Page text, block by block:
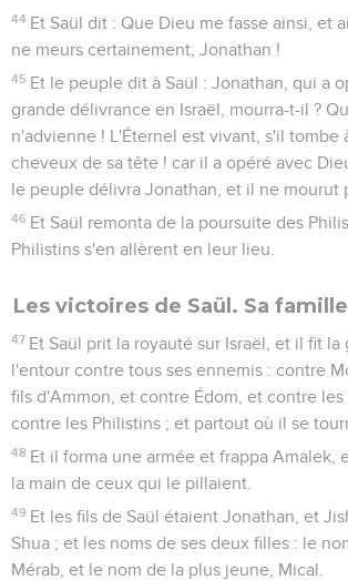
44 Et Saül dit : Que Dieu me fasse ainsi, et
ne meurs certainement, Jonathan !
45 Et le peuple dit à Saül : Jonathan, qui a
grande délivrance en Israël, mourra-t-il ?
n'advienne ! L'Éternel est vivant, s'il tombe
cheveux de sa tête ! car il a opéré avec
le peuple délivra Jonathan, et il ne mourut
46 Et Saül remonta de la poursuite des
Philistins s'en allèrent en leur lieu.
Les victoires de Saül. Sa famille
47 Et Saül prit la royauté sur Israël, et il fit la
l'entour contre tous ses ennemis : contre
fils d'Ammon, et contre Édom, et contre les
contre les Philistins ; et partout où il se
48 Et il forma une armée et frappa Amalek,
la main de ceux qui le pillaient.
49 Et les fils de Saül étaient Jonathan, et
Shua ; et les noms de ses deux filles : le
Mérab, et le nom de la plus jeune, Mical.